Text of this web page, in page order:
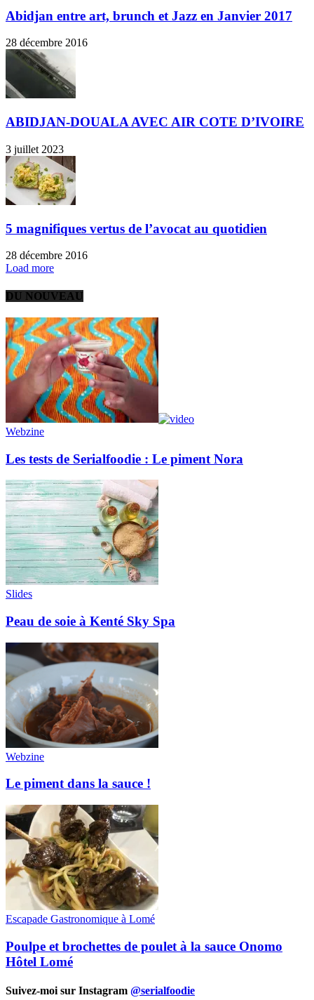
Abidjan entre art, brunch et Jazz en Janvier 2017
28 décembre 2016
ABIDJAN-DOUALA AVEC AIR COTE D’IVOIRE
3 juillet 2023
5 magnifiques vertus de l’avocat au quotidien
28 décembre 2016
Load more
DU NOUVEAU
Webzine
Les tests de Serialfoodie : Le piment Nora
Slides
Peau de soie à Kenté Sky Spa
Webzine
Le piment dans la sauce !
Escapade Gastronomique à Lomé
Poulpe et brochettes de poulet à la sauce Onomo
Hôtel Lomé
Suivez-moi sur Instagram @serialfoodie